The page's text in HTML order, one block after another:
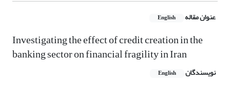
عنوان مقاله English
Investigating the effect of credit creation in the
banking sector on financial fragility in Iran
نویسندگان English